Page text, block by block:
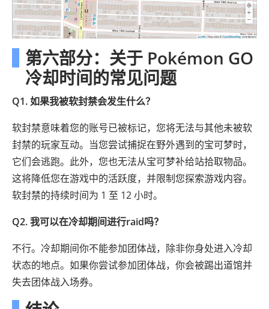
第六部分：关于 Pokémon GO
冷却时间的常见问题
Q1. 如果我被软封禁会发生什么？
软封禁意味着您的账号已被标记，您将无法与其他未被软
封禁的玩家互动。当您尝试捕捉在野外遇到的宝可梦时，
它们会逃跑。此外，您也无法从宝可梦补给站拾取物品。
这将降低您在游戏中的活跃度，并限制您探索游戏内容。
软封禁的持续时间为 1 至 12 小时。
Q2. 我可以在冷却期间进行raid吗？
不行。冷却期间你不能参加团体战，除非你身处进入冷却
状态的地点。如果你尝试参加团体战，你会被踢出道馆并
失去团体战入场券。